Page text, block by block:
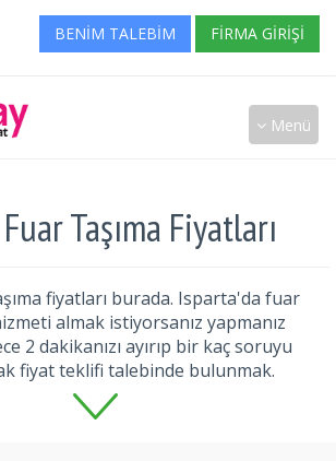
BENIM TALEBIM FIRMA GIRIŞI
Menü
Taşıma Fiyatları
fiyatları burada. Isparta'da fuar
hizmeti almak istiyorsanız yapmanız
2 dakikanızı ayırıp bir kaç soruyu
fiyat teklifi talebinde bulunmak.